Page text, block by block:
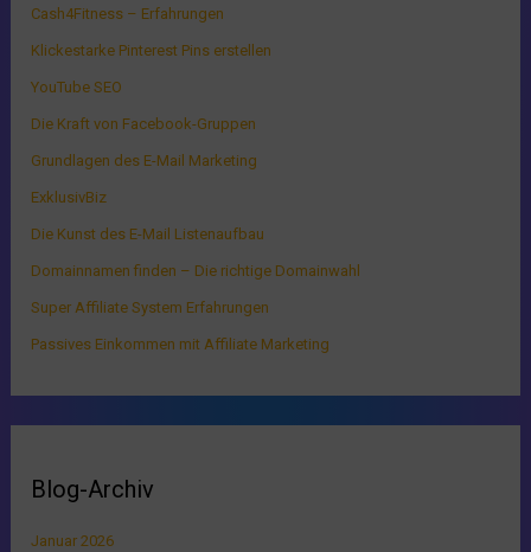
Cash4Fitness – Erfahrungen
Klickestarke Pinterest Pins erstellen
YouTube SEO
Die Kraft von Facebook-Gruppen
Grundlagen des E-Mail Marketing
ExklusivBiz
Die Kunst des E-Mail Listenaufbau
Domainnamen finden – Die richtige Domainwahl
Super Affiliate System Erfahrungen
Passives Einkommen mit Affiliate Marketing
Blog-Archiv
Januar 2026